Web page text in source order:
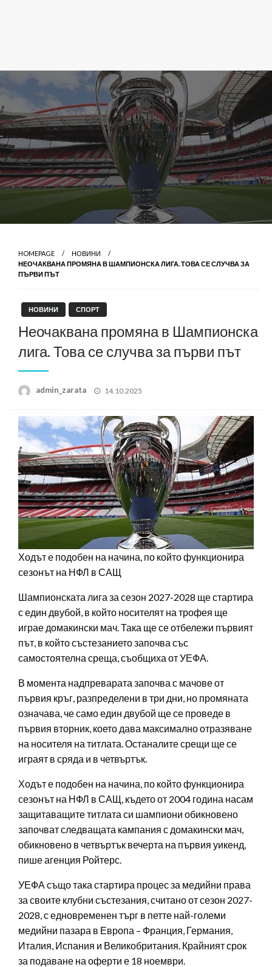
HOMEPAGE
НОВИНИ
НЕОЧАКВАНА ПРОМЯНА В ШАМПИОНСКА ЛИГА. ТОВА СЕ СЛУЧВА ЗА
ПЪРВИ ПЪТ
НОВИНИ СПОРТ
Неочаквана промяна в Шампионска
лига. Това се случва за първи път
admin_zarata
Posted
14.10.2025
Ходът е подобен на начина, по който функционира
сезонът на НФЛ в САЩ
Шампионската лига за сезон 2027-2028 ще стартира
с един двубой, в който носителят на трофея ще
играе домакински мач. Така ще се отбележи първият
път, в който състезанието започва със
самостоятелна среща, съобщиха от УЕФА.
В момента надпреварата започва с мачове от
първия кръг, разпределени в три дни, но промяната
означава, че само един двубой ще се проведе в
първия вторник, което дава максимално отразяване
на носителя на титлата. Останалите срещи ще се
играят в сряда и в четвъртък.
Ходът е подобен на начина, по който функционира
сезонът на НФЛ в САЩ, където от 2004 година насам
защитаващите титлата си шампиони обикновено
започват следващата кампания с домакински мач,
обикновено в четвъртък вечерта на първия уикенд,
пише агенция Ройтерс.
УЕФА също така стартира процес за медийни права
за своите клубни състезания, считано от сезон 2027-
2028, с едновременен търг в петте най-големи
медийни пазара в Европа – Франция, Германия,
Италия, Испания и Великобритания. Крайният срок
за подаване на оферти е 18 ноември.